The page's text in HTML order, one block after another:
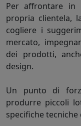
Per affrontare in
propria clientela,
cogliere i
mercato,
dei prodotti,
design.
Un punto di
produrre piccoli
specifiche